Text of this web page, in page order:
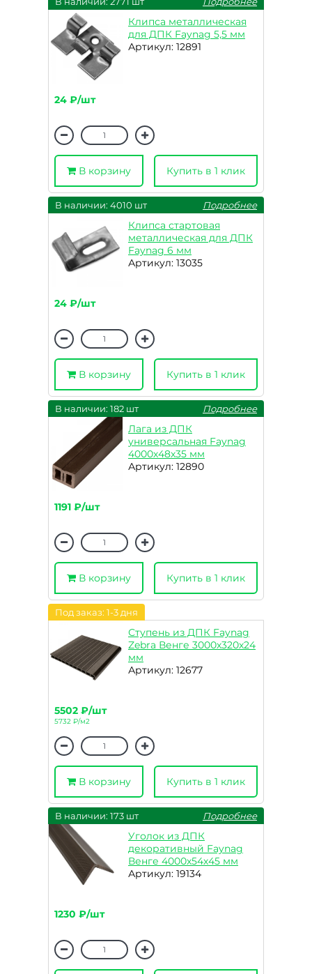
Клипса металлическая
для ДПК Faynag 5,5 мм
Артикул: 12891
24 ₽/шт
В корзину Купить в 1 клик
В наличии: 4010 шт Подробнее
Клипса стартовая
металлическая для ДПК
Faynag 6 мм
Артикул: 13035
24 ₽/шт
В корзину Купить в 1 клик
В наличии: 182 шт Подробнее
Лага из ДПК
универсальная Faynag
4000х48х35 мм
Артикул: 12890
1191 ₽/шт
В корзину Купить в 1 клик
Под заказ: 1-3 дня
Ступень из ДПК Faynag
Zebra Венге 3000х320х24
мм
Артикул: 12677
5502 ₽/шт
5732 ₽/м2
В корзину Купить в 1 клик
В наличии: 173 шт Подробнее
Уголок из ДПК
декоративный Faynag
Венге 4000х54х45 мм
Артикул: 19134
1230 ₽/шт